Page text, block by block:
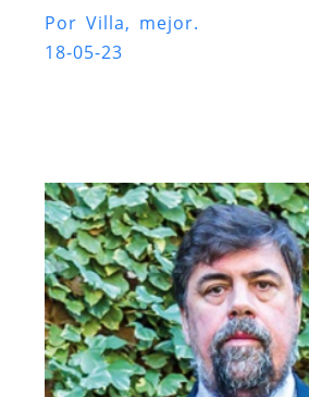
Por Villa, mejor.
18-05-23